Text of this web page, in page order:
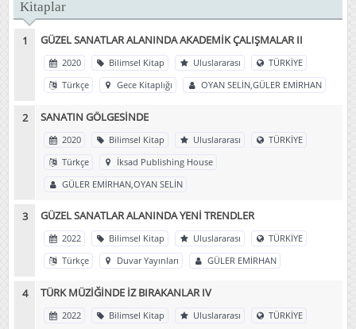
Kitaplar
GÜZEL SANATLAR ALANINDA AKADEMİK ÇALIŞMALAR II
2020 Bilimsel Kitap Uluslararası
TÜRKİYE
Türkçe
Gece Kitaplığı OYAN SELİN,GÜLER EMİRHAN
SANATIN GÖLGESİNDE
2020 Bilimsel Kitap Uluslararası
TÜRKİYE
Türkçe
İksad Publishing House
GÜLER EMİRHAN,OYAN SELİN
GÜZEL SANATLAR ALANINDA YENİ TRENDLER
2022 Bilimsel Kitap Uluslararası
TÜRKİYE
Türkçe
Duvar Yayınları GÜLER EMİRHAN
TÜRK MÜZİĞİNDE İZ BIRAKANLAR IV
2022 Bilimsel Kitap Uluslararası TÜRKİYE